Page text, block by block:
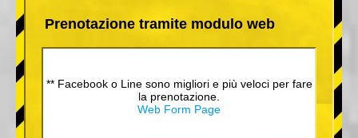
Prenotazione tramite modulo web
** Facebook o Line sono migliori e più veloci per fare
la prenotazione.
Web Form Page